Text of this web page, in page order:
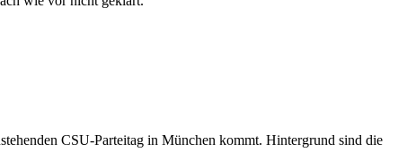
CSU-Parteitag in München kommt. Hintergrund sind die